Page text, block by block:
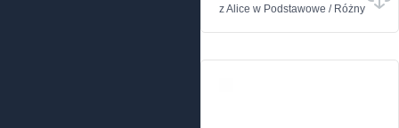
zAlice w Podstawowe / Różny